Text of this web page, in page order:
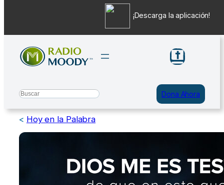
contenido
Search Dona Ahora
< Hoy en la Palabra
¡Descarga la aplicación!